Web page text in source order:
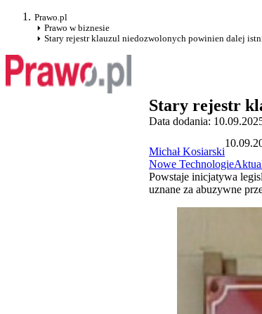
Prawo.pl
Prawo w biznesie
Stary rejestr klauzul niedozwolonych powinien dalej
Stary rejestr
Data dodania:
Michał Kosiarski
Nowe Technologie
Powstaje inicjatywa
uznane za abuzywne